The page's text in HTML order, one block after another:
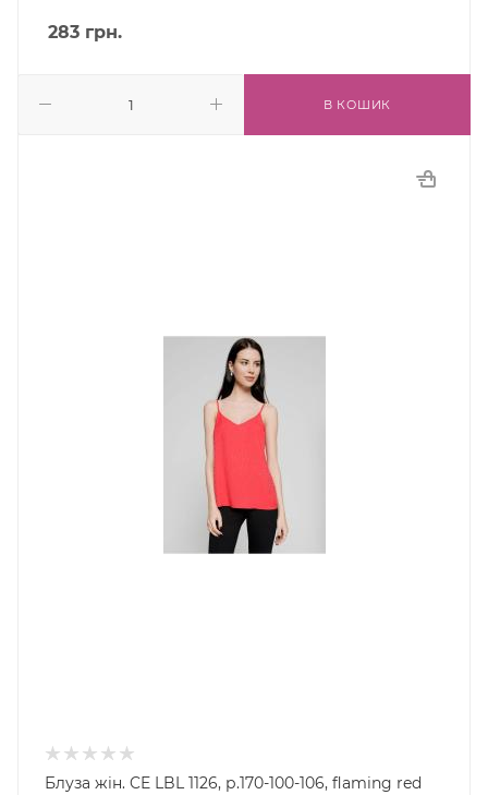
283 грн.
В КОШИК
Блуза жін. CE LBL 1126, р.170-100-106, flaming red